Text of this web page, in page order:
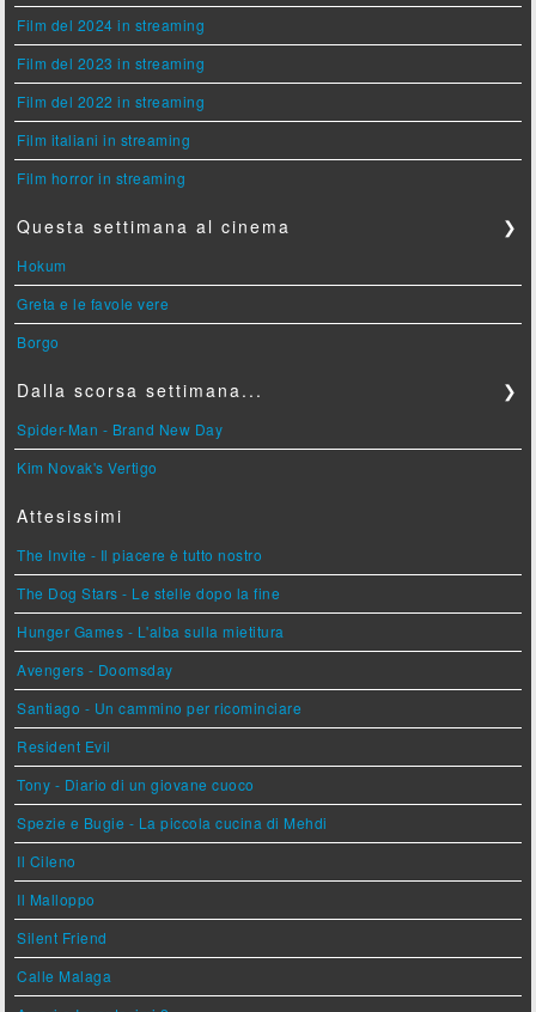
Film del 2024 in streaming
Film del 2023 in streaming
Film del 2022 in streaming
Film italiani in streaming
Film horror in streaming
Questa settimana al cinema ❯
Hokum
Greta e le favole vere
Borgo
Dalla scorsa settimana... ❯
Spider-Man - Brand New Day
Kim Novak's Vertigo
Attesissimi
The Invite - Il piacere è tutto nostro
The Dog Stars - Le stelle dopo la fine
Hunger Games - L'alba sulla mietitura
Avengers - Doomsday
Santiago - Un cammino per ricominciare
Resident Evil
Tony - Diario di un giovane cuoco
Spezie e Bugie - La piccola cucina di Mehdi
Il Cileno
Il Malloppo
Silent Friend
Calle Malaga